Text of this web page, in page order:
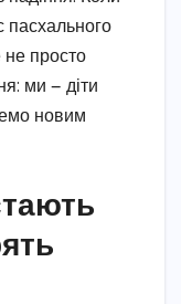
пасхального
не просто
ми — діти
новим